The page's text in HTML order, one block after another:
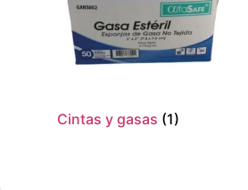
Cintas y gasas (1)